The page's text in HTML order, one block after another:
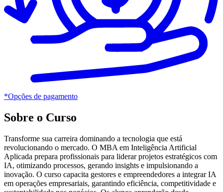
*Opções de pagamento
Sobre o Curso
Transforme sua carreira dominando a tecnologia que está
revolucionando o mercado. O MBA em Inteligência Artificial
Aplicada prepara profissionais para liderar projetos estratégicos com
IA, otimizando processos, gerando insights e impulsionando a
inovação. O curso capacita gestores e empreendedores a integrar IA
em operações empresariais, garantindo eficiência, competitividade e